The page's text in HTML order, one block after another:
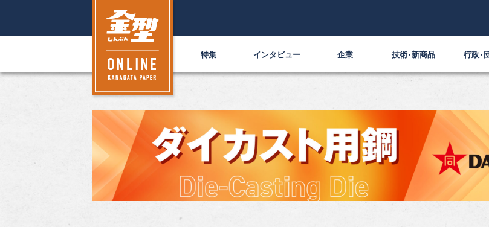
特集 インタビュー 企業 技術・新商品 行政・